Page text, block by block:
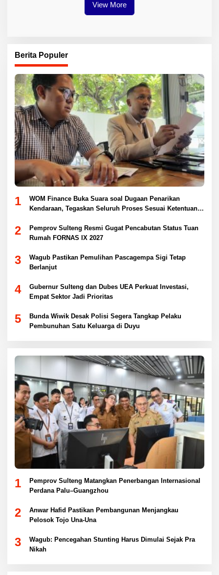
View More
Berita Populer
1
WOM Finance Buka Suara soal Dugaan Penarikan
Kendaraan, Tegaskan Seluruh Proses Sesuai Ketentuan
2
Pemprov Sulteng Resmi Gugat Pencabutan Status Tuan
Rumah FORNAS IX 2027
3
Wagub Pastikan Pemulihan Pascagempa Sigi Tetap
Berlanjut
4
Gubernur Sulteng dan Dubes UEA Perkuat Investasi,
Empat Sektor Jadi Prioritas
5
Bunda Wiwik Desak Polisi Segera Tangkap Pelaku
Pembunuhan Satu Keluarga di Duyu
1
Pemprov Sulteng Matangkan Penerbangan Internasional
Perdana Palu–Guangzhou
2
Anwar Hafid Pastikan Pembangunan Menjangkau
Pelosok Tojo Una-Una
3
Wagub: Pencegahan Stunting Harus Dimulai Sejak Pra
Nikah